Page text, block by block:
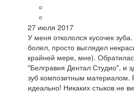
27 июля 2017
У меня откололся кусочек
болел, просто выглядел
крайней мере, мне).
"Белгравия Дентал Студио", и
зуб композитным материалом.
идеально! Никаких стыков не